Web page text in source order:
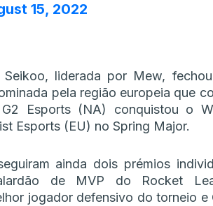
15, 2022
liderada por Mew,
pela região europeia que
Esports (NA) conquistou o
Esports (EU) no Spring Major.
ainda dois prémios
de MVP do Rocket
jogador defensivo do torneio e